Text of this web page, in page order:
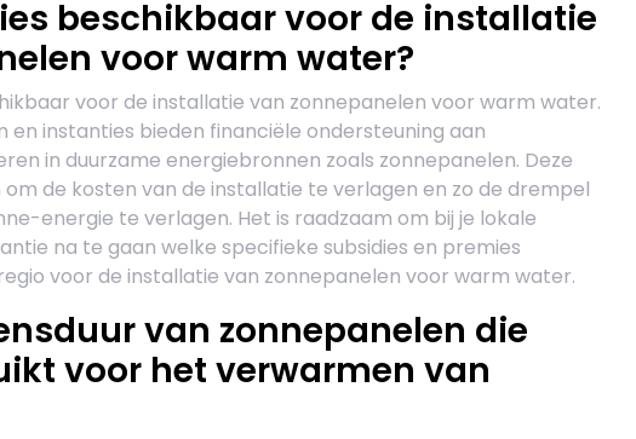
beschikbaar voor de installatie
voor warm water?
voor de installatie van zonnepanelen voor warm water.
en instanties bieden financiële ondersteuning aan
in duurzame energiebronnen zoals zonnepanelen. Deze
om de kosten van de installatie te verlagen en zo de drempel
energie te verlagen. Het is raadzaam om bij je lokale
na te gaan welke specifieke subsidies en premies
voor de installatie van zonnepanelen voor warm water.
van zonnepanelen die
voor het verwarmen van